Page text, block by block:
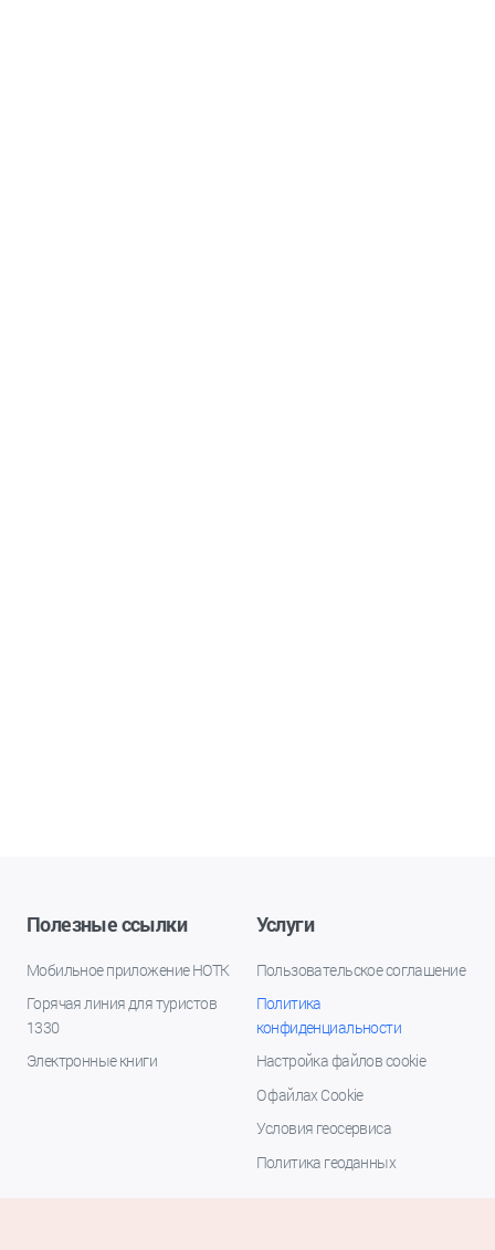
Полезные ссылки
Мобильное приложение НОТК
Горячая линия для туристов
1330
Электронные книги
Услуги
Пользовательское соглашение
Политика
конфиденциальности
Настройка файлов cookie
О файлах Cookie
Условия геосервиса
Политика геоданных